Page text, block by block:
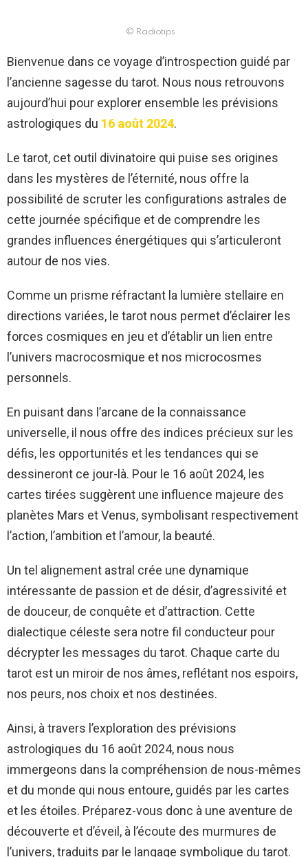
© Radiotips
Bienvenue dans ce voyage d’introspection guidé par
l’ancienne sagesse du tarot. Nous nous retrouvons
aujourd’hui pour explorer ensemble les prévisions
astrologiques du 16 août 2024.
Le tarot, cet outil divinatoire qui puise ses origines
dans les mystères de l’éternité, nous offre la
possibilité de scruter les configurations astrales de
cette journée spécifique et de comprendre les
grandes influences énergétiques qui s’articuleront
autour de nos vies.
Comme un prisme réfractant la lumière stellaire en
directions variées, le tarot nous permet d’éclairer les
forces cosmiques en jeu et d’établir un lien entre
l’univers macrocosmique et nos microcosmes
personnels.
En puisant dans l’arcane de la connaissance
universelle, il nous offre des indices précieux sur les
défis, les opportunités et les tendances qui se
dessineront ce jour-là. Pour le 16 août 2024, les
cartes tirées suggèrent une influence majeure des
planètes Mars et Venus, symbolisant respectivement
l’action, l’ambition et l’amour, la beauté.
Un tel alignement astral crée une dynamique
intéressante de passion et de désir, d’agressivité et
de douceur, de conquête et d’attraction. Cette
dialectique céleste sera notre fil conducteur pour
décrypter les messages du tarot. Chaque carte du
tarot est un miroir de nos âmes, reflétant nos espoirs,
nos peurs, nos choix et nos destinées.
Ainsi, à travers l’exploration des prévisions
astrologiques du 16 août 2024, nous nous
immergeons dans la compréhension de nous-mêmes
et du monde qui nous entoure, guidés par les cartes
et les étoiles. Préparez-vous donc à une aventure de
découverte et d’éveil, à l’écoute des murmures de
l’univers, traduits par le langage symbolique du tarot.